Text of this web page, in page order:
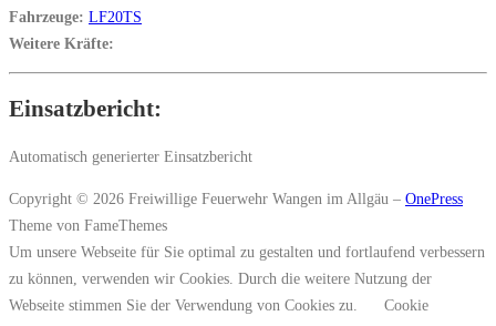
Fahrzeuge: LF20TS
Weitere Kräfte:
Einsatzbericht:
Automatisch generierter Einsatzbericht
Copyright © 2026 Freiwillige Feuerwehr Wangen im Allgäu – OnePress
Theme von FameThemes
Um unsere Webseite für Sie optimal zu gestalten und fortlaufend verbessern
zu können, verwenden wir Cookies. Durch die weitere Nutzung der
Webseite stimmen Sie der Verwendung von Cookies zu.
Cookie